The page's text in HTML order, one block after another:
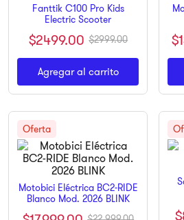
Fanttik C100 Pro Kids
Electric Scooter
$2499.00 $2999.00
Agregar al carrito
$
Motobici Eléctrica BC2-RIDE
Blanco Mod. 2026 BLINK
$
ninja
10. pulsar